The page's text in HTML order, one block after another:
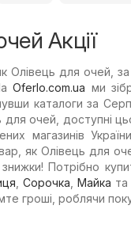
Акції
Олівець для очей,
Oferlo.com.ua ми
каталоги за
для очей, доступні
магазинів
як Олівець для
Потрібно
,Сорочка ,Майка та
гроші, роблячи